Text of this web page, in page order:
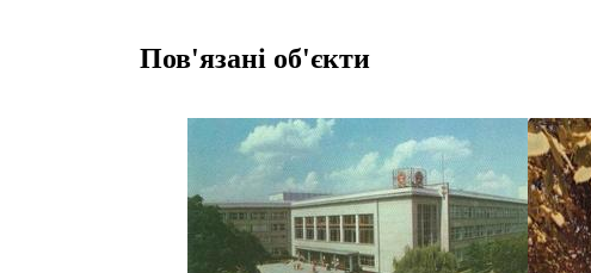
Пов'язані об'єкти